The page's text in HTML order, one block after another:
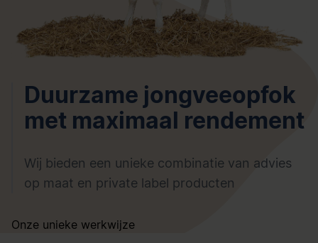
Duurzame jongveeopfok
met maximaal rendement
Wij bieden een unieke combinatie van advies
op maat en private label producten
Onze unieke werkwijze